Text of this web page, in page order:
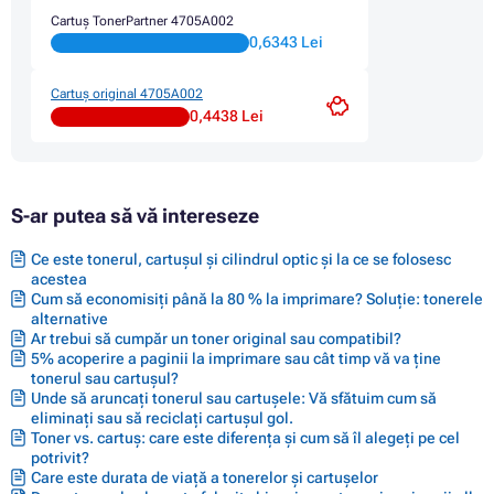
Cartus CANON PIXMA IP4000 SERIES
Cartus CANON PIXMA IP4000P
Cartus CANON PIXMA IP5000
Cartus CANON PIXMA IP6000D
Cartus CANON PIXMA MP760
Cartus CANON S400X
Cartus CANON S520X
Cartus CANON S800
Cartus CANON S820
Cartus CANON S820 SERIES
Cartus CANON S820D
Cartus CANON S830D
Cartus CANON S900
Cartus CANON S9000
Cartuș TonerPartner 4705A002
0,6343 Lei
Cartuș original 4705A002
0,4438 Lei
S-ar putea să vă intereseze
Ce este tonerul, cartușul și cilindrul optic și la ce se folosesc
acestea
Cum să economisiți până la 80 % la imprimare? Soluție: tonerele
alternative
Ar trebui să cumpăr un toner original sau compatibil?
5% acoperire a paginii la imprimare sau cât timp vă va ține
tonerul sau cartușul?
Unde să aruncați tonerul sau cartușele: Vă sfătuim cum să
eliminați sau să reciclați cartușul gol.
Toner vs. cartuș: care este diferența și cum să îl alegeți pe cel
potrivit?
Care este durata de viață a tonerelor și cartușelor